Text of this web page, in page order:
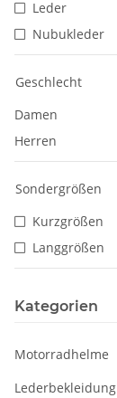
Leder
Nubukleder
Geschlecht
Damen
Herren
Sondergrößen
Kurzgrößen
Langgrößen
Kategorien
Motorradhelme
Lederbekleidung